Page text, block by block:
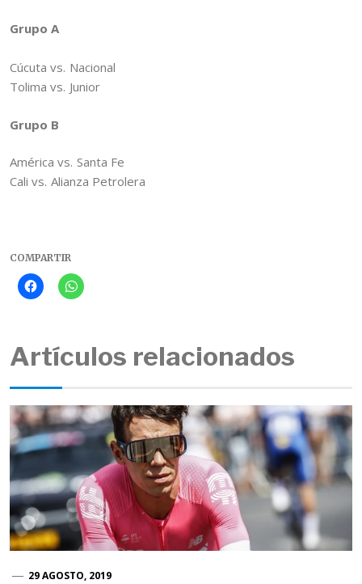
Grupo A
Cúcuta vs. Nacional
Tolima vs. Junior
Grupo B
América vs. Santa Fe
Cali vs. Alianza Petrolera
COMPARTIR
Artículos relacionados
29 AGOSTO, 2019